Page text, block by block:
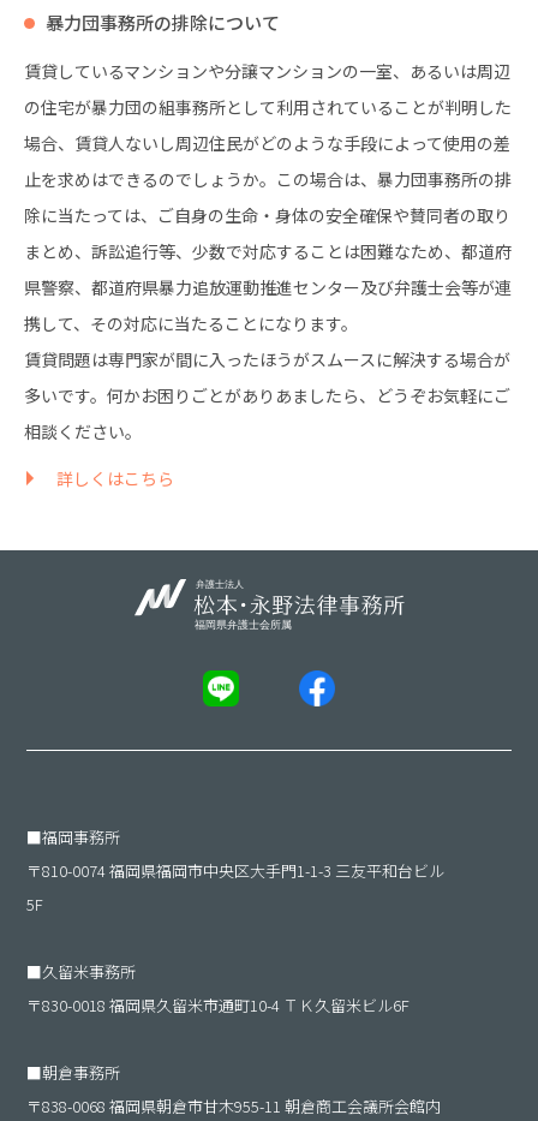
暴力団事務所の排除について
賃貸しているマンションや分譲マンションの一室、あるいは周辺
の住宅が暴力団の組事務所として利用されていることが判明した
場合、賃貸人ないし周辺住民がどのような手段によって使用の差
止を求めはできるのでしょうか。この場合は、暴力団事務所の排
除に当たっては、ご自身の生命・身体の安全確保や賛同者の取り
まとめ、訴訟追行等、少数で対応することは困難なため、都道府
県警察、都道府県暴力追放運動推進センター及び弁護士会等が連
携して、その対応に当たることになります。
賃貸問題は専門家が間に入ったほうがスムースに解決する場合が
多いです。何かお困りごとがありあましたら、どうぞお気軽にご
相談ください。
詳しくはこちら
■福岡事務所
〒810-0074 福岡県福岡市中央区大手門1-1-3 三友平和台ビル
5F
■久留米事務所
〒830-0018 福岡県久留米市通町10-4 ＴＫ久留米ビル6F
■朝倉事務所
〒838-0068 福岡県朝倉市甘木955-11 朝倉商工会議所会館内